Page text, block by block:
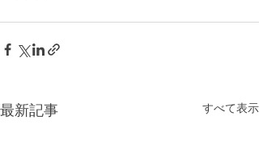
最新記事 すべて表示